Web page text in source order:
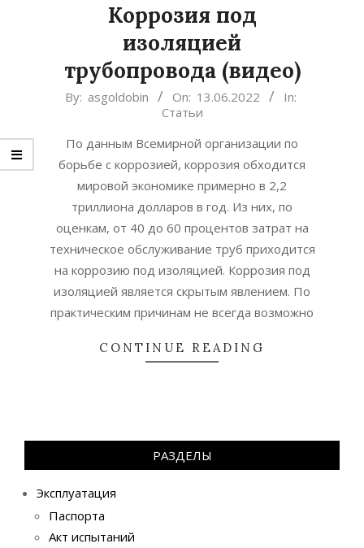
Коррозия под
изоляцией
трубопровода (видео)
2022-
By: asgoldobin On: 13.06.2022
In:
Статьи
По данным Всемирной организации по
борьбе с коррозией, коррозия обходится
мировой экономике примерно в 2,2
триллиона долларов в год. Из них, по
оценкам, от 40 до 60 процентов затрат на
техническое обслуживание труб приходится
на коррозию под изоляцией. Коррозия под
изоляцией является скрытым явлением. По
практическим причинам не всегда возможно
CONTINUE READING
РАЗДЕЛЫ
Эксплуатация
Паспорта
Акт испытаний